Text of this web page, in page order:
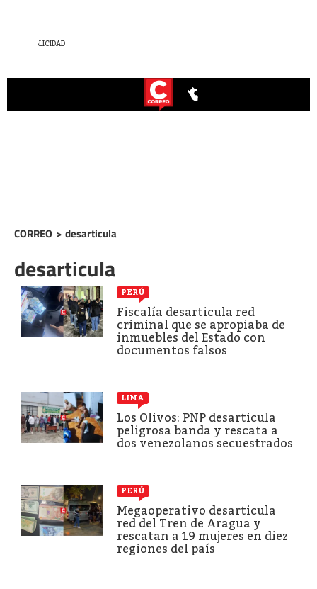
CORREO > desarticula
desarticula
PERÚ
Fiscalía desarticula red
criminal que se apropiaba de
inmuebles del Estado con
documentos falsos
LIMA
Los Olivos: PNP desarticula
peligrosa banda y rescata a
dos venezolanos secuestrados
PERÚ
Megaoperativo desarticula
red del Tren de Aragua y
rescatan a 19 mujeres en diez
regiones del país